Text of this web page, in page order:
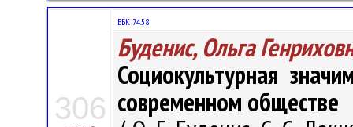
306
ББК 74.58
Буденис, Ольга
Социокультурная
современном обществе